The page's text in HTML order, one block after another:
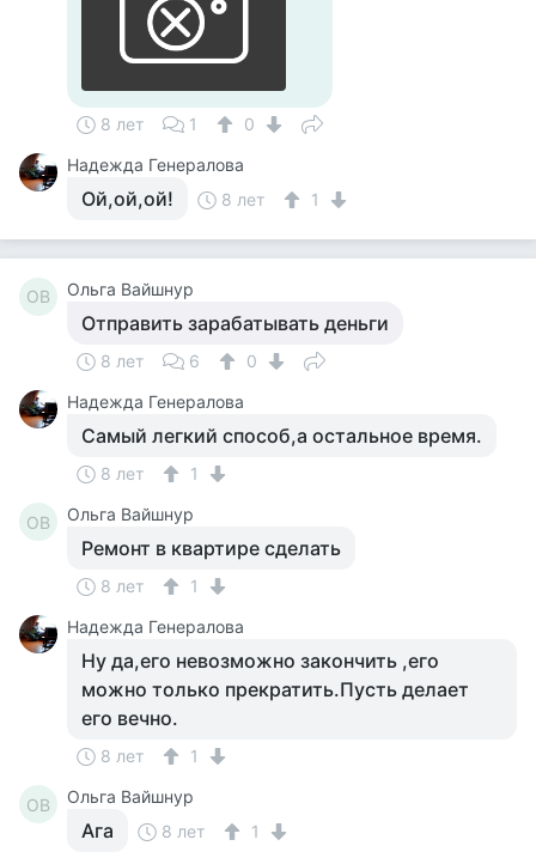
8 лет 1
0
Надежда Генералова
Ой,ой,ой! 8 лет 1
ОВ Ольга Вайшнур
Отправить зарабатывать деньги
8 лет 6
0
Надежда Генералова
Самый легкий способ,а остальное время.
8 лет 1
ОВ Ольга Вайшнур
Ремонт в квартире сделать
8 лет
1
Надежда Генералова
Ну да,его невозможно закончить ,его
можно только прекратить.Пусть делает
его вечно.
8 лет 1
ОВ Ольга Вайшнур
Ага 8 лет 1